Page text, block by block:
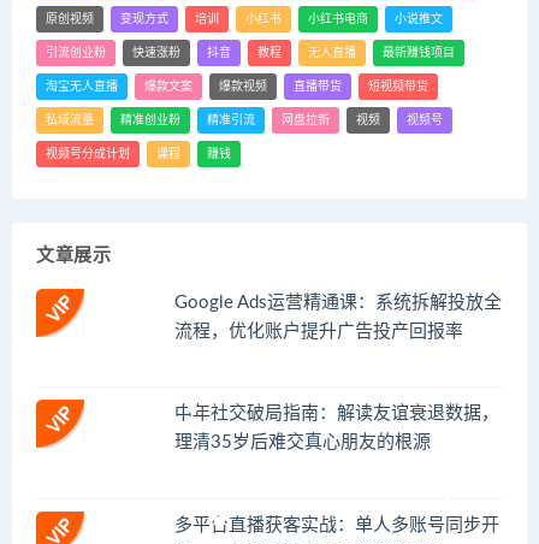
原创视频 变现方式 培训 小红书 小红书电商 小说推文
引流创业粉 快速涨粉 抖音 教程 无人直播 最新赚钱项目
淘宝无人直播 爆款文案 爆款视频 直播带货 短视频带货
私域流量 精准创业粉 精准引流 网盘拉新 视频 视频号
视频号分成计划 课程 赚钱
文章展示
Google Ads运营精通课：系统拆解投放全
流程，优化账户提升广告投产回报率
中年社交破局指南：解读友谊衰退数据，
理清35岁后难交真心朋友的根源
多平台直播获客实战：单人多账号同步开